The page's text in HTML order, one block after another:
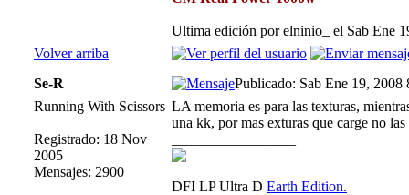
Ultima edición por elninio_ el Sab Ene
Volver arriba
Se-R
Publicado: Sab Ene 19, 2008
Running With Scissors
Registrado: 18 Nov
2005
Mensajes: 2900
LA memoria es para las texturas,
una kk, por mas exturas que carge no
DFI LP Ultra D Earth Edition.